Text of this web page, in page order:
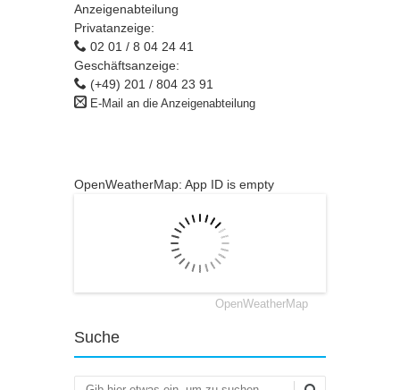
Anzeigenabteilung
Privatanzeige:
02 01 / 8 04 24 41
Geschäftsanzeige:
(+49) 201 / 804 23 91
E-Mail an die Anzeigenabteilung
OpenWeatherMap: App ID is empty
OpenWeatherMap
Suche
Suchen